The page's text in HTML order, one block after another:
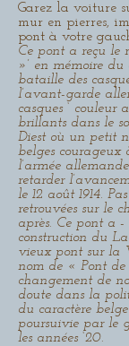
Garez la voiture
mur en pierres,
pont à votre
Ce pont a reçu le
»’ en mémoire
bataille des
l’avant-garde
casques ‘ couleur
brillants dans le
Diest où un petit
belges courageux
l’armée
retarder
le 12 août 1914.
retrouvées sur le
après. Ce pont a -
construction du
vieux pont sur la
nom de « Pont
changement de
doute dans la
du caractère
poursuivie par le
les années ‘20.